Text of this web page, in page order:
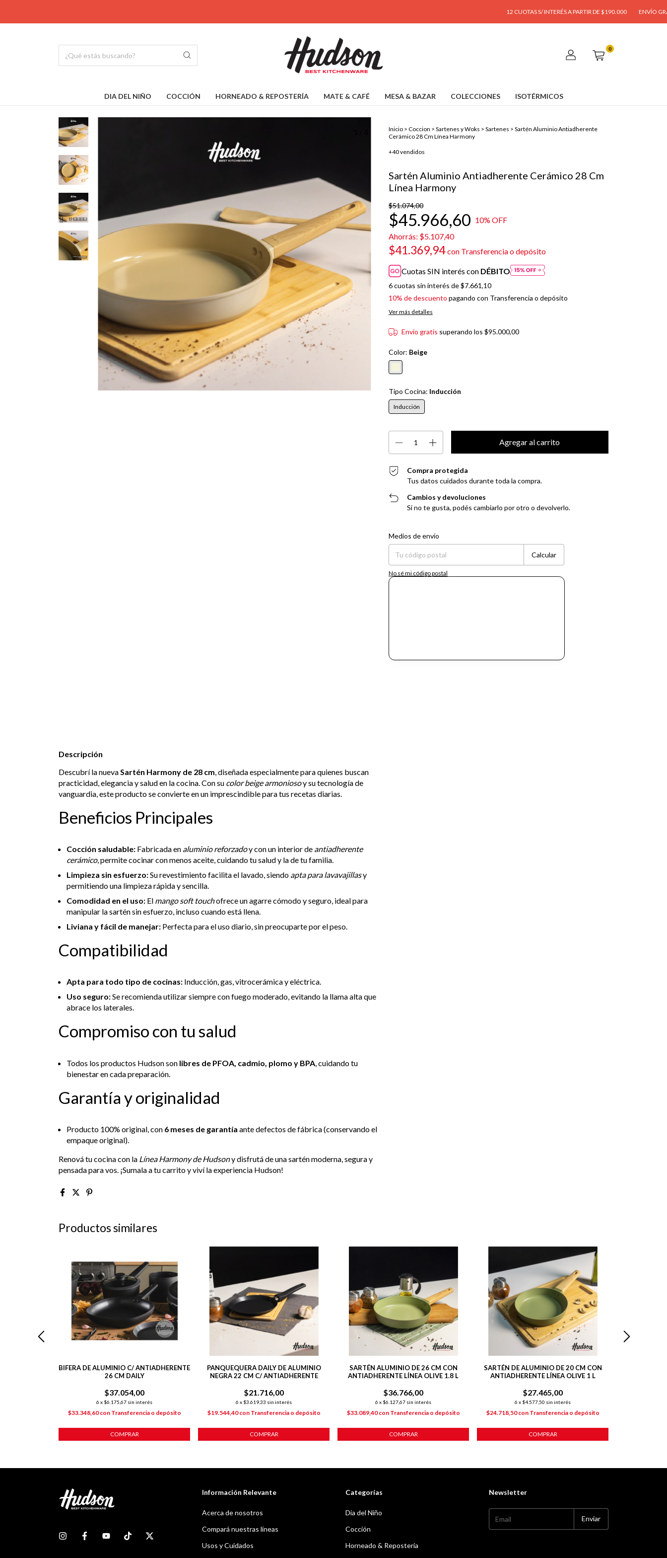
12 CUOTAS S/ INTERÉS A PARTIR DE $190.000 ENVÍO GRATIS A
0
DIA DEL NIÑO COCCIÓN HORNEADO & REPOSTERÍA MATE & CAFÉ MESA & BAZAR COLECCIONES ISOTÉRMICOS
Inicio > Coccion > Sartenes y Woks > Sartenes > Sartén Aluminio Antiadherente
Cerámico 28 Cm Línea Harmony
+40 vendidos
Sartén Aluminio Antiadherente Cerámico 28 Cm
Línea Harmony
$51.074,00
$45.966,60 10% OFF
Ahorrás: $5.107,40
$41.369,94con Transferencia o depósito
Cuotas SIN interés con DÉBITO
6cuotas sin interés de$7.661,10
10% de descuento pagando con Transferencia o depósito
Ver más detalles
Envío gratis superando los$95.000,00
Color: Beige
Tipo Cocina: Inducción
Inducción
Compra protegida
Tus datos cuidados durante toda la compra.
Cambios y devoluciones
Si no te gusta, podés cambiarlo por otro o devolverlo.
Entregas para el CP:
Medios de envío
Calcular
No sé mi código postal
Descripción
Descubrí la nuevaSartén Harmony de 28 cm, diseñada especialmente para quienes buscan
practicidad, elegancia y salud en la cocina. Con su color beige armoniosoy su tecnología de
vanguardia, este producto se convierte en un imprescindible para tus recetas diarias.
Beneficios Principales
Cocción saludable: Fabricada en aluminio reforzadoy con un interior de antiadherente
cerámico, permite cocinar con menos aceite, cuidando tu salud y la de tu familia.
Limpieza sin esfuerzo:Su revestimiento facilita el lavado, siendo apta para lavavajillasy
permitiendo una limpieza rápida y sencilla.
Comodidad en el uso: El mango soft touchofrece un agarre cómodo y seguro, ideal para
manipular la sartén sin esfuerzo, incluso cuando está llena.
Liviana y fácil de manejar: Perfecta para el uso diario, sin preocuparte por el peso.
Compatibilidad
Apta para todo tipo de cocinas: Inducción, gas, vitrocerámica y eléctrica.
Uso seguro:Se recomienda utilizar siempre con fuego moderado, evitando la llama alta que
abrace los laterales.
Compromiso con tu salud
Todos los productos Hudson son libres de PFOA, cadmio, plomo y BPA , cuidando tu
bienestar en cada preparación.
Garantía y originalidad
Producto 100% original, con 6 meses de garantía ante defectos de fábrica (conservando el
empaque original).
Renová tu cocina con la Línea Harmony de Hudsony disfrutá de una sartén moderna, segura y
pensada para vos. ¡Sumala a tu carrito y viví la experiencia Hudson!
Productos similares
BIFERA DE ALUMINIO C/ ANTIADHERENTE
26 CM DAILY
$37.054,00
6 x $6.175,67 sin interés
$33.348,60con Transferencia o depósito
COMPRAR
PANQUEQUERA DAILY DE ALUMINIO
NEGRA 22 CM C/ ANTIADHERENTE
$21.716,00
6 x $3.619,33 sin interés
$19.544,40con Transferencia o depósito
COMPRAR
SARTÉN ALUMINIO DE 26 CM CON
ANTIADHERENTE LÍNEA OLIVE 1.8 L
$36.766,00
6 x $6.127,67 sin interés
$33.089,40con Transferencia o depósito
COMPRAR
SARTÉN DE ALUMINIO DE 20 CM CON
ANTIADHERENTE LÍNEA OLIVE 1 L
$27.465,00
6 x $4.577,50 sin interés
$24.718,50con Transferencia o depósito
COMPRAR
Información Relevante
Acerca de nosotros
Compará nuestras líneas
Usos y Cuidados
Categorías
Dia del Niño
Cocción
Horneado & Repostería
Newsletter